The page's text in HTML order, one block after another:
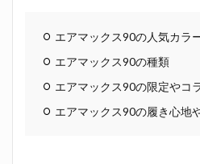
エアマックス90の人気カラ
エアマックス90の種類
エアマックス90の限定やコ
エアマックス90の履き心地